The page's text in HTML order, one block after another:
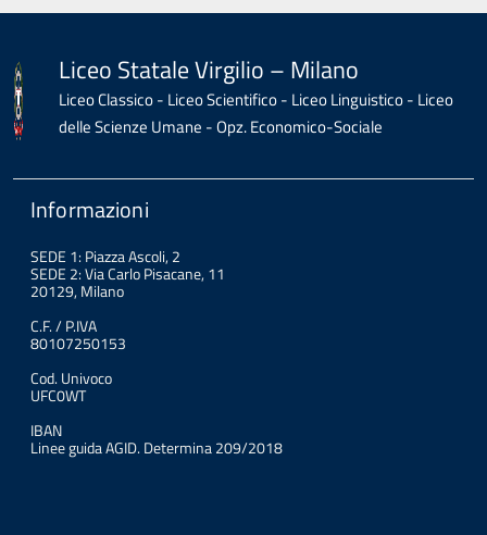
Liceo Statale Virgilio – Milano
Liceo Classico - Liceo Scientifico - Liceo Linguistico - Liceo
delle Scienze Umane - Opz. Economico-Sociale
Informazioni
SEDE 1: Piazza Ascoli, 2
SEDE 2: Via Carlo Pisacane, 11
20129, Milano
C.F. / P.IVA
80107250153
Cod. Univoco
UFC0WT
IBAN
Linee guida AGID. Determina 209/2018